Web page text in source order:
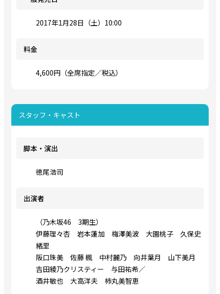
2017年1月28日（土）10:00
料金
4,600円（全席指定／税込）
スタッフ・キャスト
脚本・演出
徳尾浩司
出演者
（乃木坂46 3期生）
伊藤理々杏 岩本蓮加 梅澤美波 大園桃子 久保史
緒里
阪口珠美 佐藤 楓 中村麗乃 向井葉月 山下美月
吉田綾乃クリスティー 与田祐希／
酒井敏也 大高洋夫 柿丸美智恵